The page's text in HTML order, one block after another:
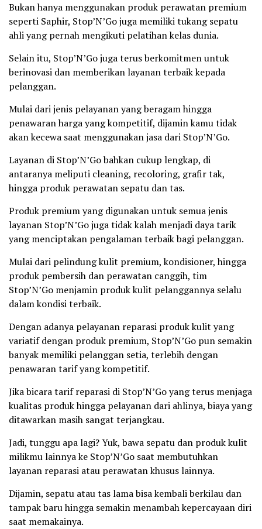
Bukan hanya menggunakan produk perawatan premium
seperti Saphir, Stop’N’Go juga memiliki tukang sepatu
ahli yang pernah mengikuti pelatihan kelas dunia.
Selain itu, Stop’N’Go juga terus berkomitmen untuk
berinovasi dan memberikan layanan terbaik kepada
pelanggan.
Mulai dari jenis pelayanan yang beragam hingga
penawaran harga yang kompetitif, dijamin kamu tidak
akan kecewa saat menggunakan jasa dari Stop’N’Go.
Layanan di Stop’N’Go bahkan cukup lengkap, di
antaranya meliputi cleaning, recoloring, grafir tak,
hingga produk perawatan sepatu dan tas.
Produk premium yang digunakan untuk semua jenis
layanan Stop’N’Go juga tidak kalah menjadi daya tarik
yang menciptakan pengalaman terbaik bagi pelanggan.
Mulai dari pelindung kulit premium, kondisioner, hingga
produk pembersih dan perawatan canggih, tim
Stop’N’Go menjamin produk kulit pelanggannya selalu
dalam kondisi terbaik.
Dengan adanya pelayanan reparasi produk kulit yang
variatif dengan produk premium, Stop’N’Go pun semakin
banyak memiliki pelanggan setia, terlebih dengan
penawaran tarif yang kompetitif.
Jika bicara tarif reparasi di Stop’N’Go yang terus menjaga
kualitas produk hingga pelayanan dari ahlinya, biaya yang
ditawarkan masih sangat terjangkau.
Jadi, tunggu apa lagi? Yuk, bawa sepatu dan produk kulit
milikmu lainnya ke Stop’N’Go saat membutuhkan
layanan reparasi atau perawatan khusus lainnya.
Dijamin, sepatu atau tas lama bisa kembali berkilau dan
tampak baru hingga semakin menambah kepercayaan diri
saat memakainya.